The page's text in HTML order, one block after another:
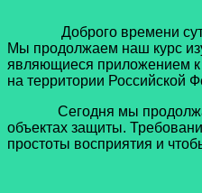
Доброго времени суток
Мы продолжаем наш курс
являющиеся приложением
на территории Российской
Сегодня мы продолжаем
объектах защиты.
простоты восприятия и